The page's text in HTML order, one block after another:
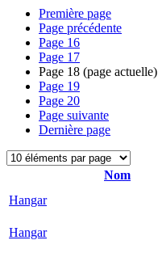
Première page
Page précédente
Page 16
Page 17
Page 18 (page actuelle)
Page 19
Page 20
Page suivante
Dernière page
Nom
Hangar
Hangar